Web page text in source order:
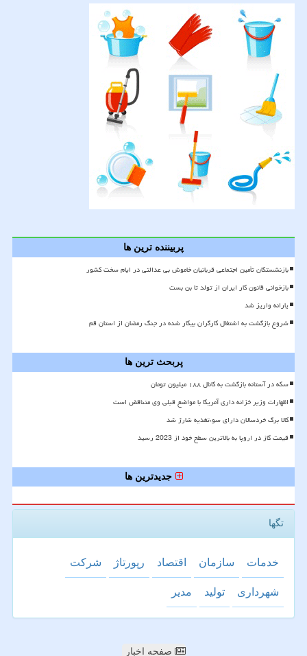
پربیننده ترین ها
بازنشستگان تأمین اجتماعی قربانیان خاموش بی عدالتی در ایام سخت کشور
بازخوانی قانون کار ایران از تولد تا بن بست
یارانه واریز شد
شروع بازگشت به اشتغال کارگران بیکار شده در جنگ رمضان از استان قم
پربحث ترین ها
سکه در آستانه بازگشت به کانال ۱۸۸ میلیون تومان
اظهارات وزیر خزانه داری آمریکا با مواضع قبلی وی متناقض است
کالا برگ خردسالان دارای سوءتغذیه شارژ شد
قیمت گاز در اروپا به بالاترین سطح خود از 2023 رسید
جدیدترین ها
تگها
خدمات سازمان اقتصاد رپورتاژ شركت
شهرداری تولید مدیر
صفحه اخبار